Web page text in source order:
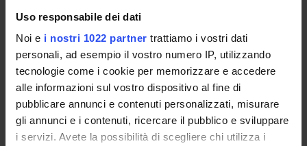
Uso responsabile dei dati
Noi e i nostri 1022 partner trattiamo i vostri dati
personali, ad esempio il vostro numero IP, utilizzando
tecnologie come i cookie per memorizzare e accedere
alle informazioni sul vostro dispositivo al fine di
pubblicare annunci e contenuti personalizzati, misurare
gli annunci e i contenuti, ricercare il pubblico e sviluppare
i servizi. Avete la possibilità di scegliere chi utilizza i
OFFERTA FORMATIVA
CORSI DI STUDIO
DOTTORATI, MASTER E FORMAZIONE SUPERIORE
Contatti
Persone